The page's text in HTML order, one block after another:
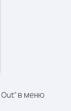
в меню